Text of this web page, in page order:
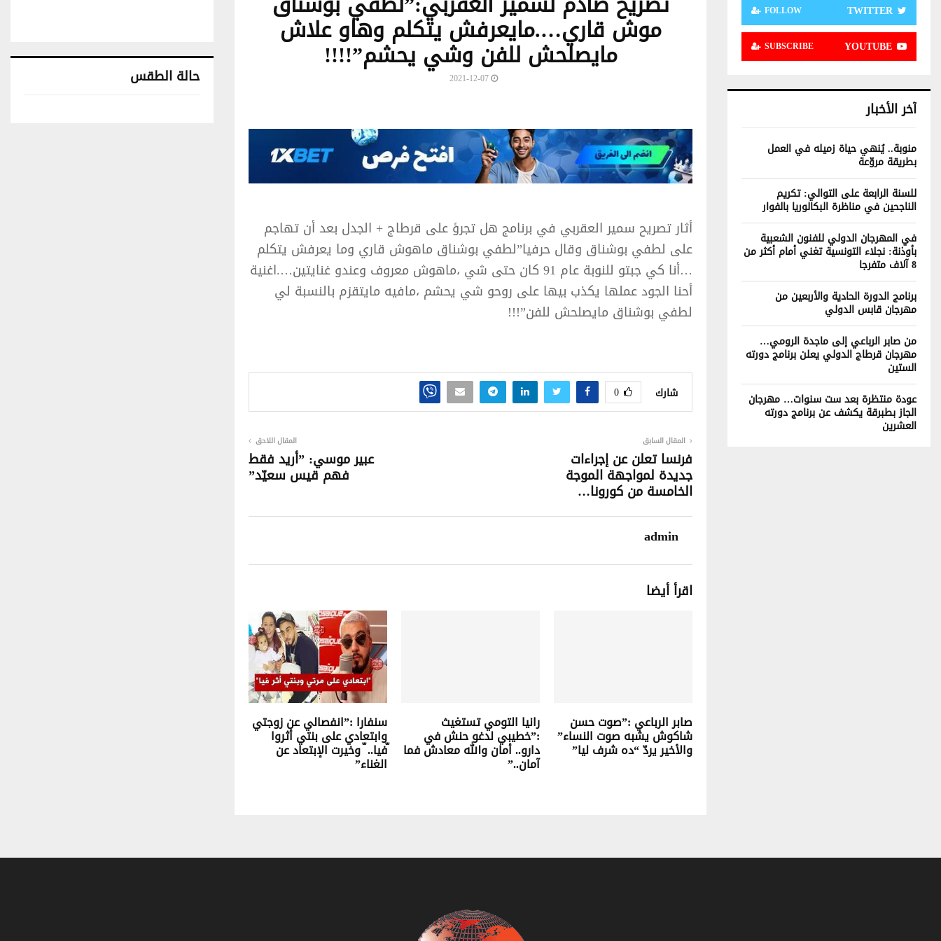
موش قاري….مايعرفش يتكلم وهاو علاش
مايصلحش للفن وشي يحشم”!!!!
2021-12-07
أثار تصريح سمير العقربي في برنامج هل تجرؤ على قرطاج + الجدل بعد أن تهاجم
على لطفي بوشناق وقال حرفيا”لطفي بوشناق ماهوش قاري وما يعرفش يتكلم
…أنا كي جبتو للنوبة عام 91 كان حتى شي ،ماهوش معروف وعندو غنايتين….اغنية
أحنا الجود عملها يكذب بيها على روحو شي يحشم ،مافيه مايتقزم بالنسبة لي
لطفي بوشناق مايصلحش للفن”!!!
شارك 0
المقال السابق
فرنسا تعلن عن إجراءات
جديدة لمواجهة الموجة
الخامسة من كورونا…
المقال اللاحق
عبير موسي: ”أريد فقط
فهم قيس سعيّد”
admin
اقرأ أيضا
صابر الرباعي :”صوت حسن
شاكوش يشبه صوت النساء”
والأخير يردّ “ده شرف ليا”
رانيا التومي تستغيث
:”خطيبي لدغو حنش في
دارو.. أمان والله معادش فما
آمان..”
سنفارا :”انفصالي عن زوجتي
وابتعادي على بنتي أثروا
ّفيا.. ّ وخيرت الإبتعاد عن
الغناء”
TWITTER
FOLLOW
YOUTUBE
SUBSCRIBE
آخر الأخبار
منوبة.. يُنهي حياة زميله في العمل
بطريقة مروّعة
للسنة الرابعة على التوالي: تكريم
الناجحين في مناظرة البكالوريا بالفوار
في المهرجان الدولي للفنون الشعبية
بأوذنة: نجلاء التونسية تغني أمام أكثر من
8 آلاف متفرجا
برنامج الدورة الحادية والأربعين من
مهرجان قابس الدولي
من صابر الرباعي إلى ماجدة الرومي…
مهرجان قرطاج الدولي يعلن برنامج دورته
الستين
عودة منتظرة بعد ست سنوات… مهرجان
الجاز بطبرقة يكشف عن برنامج دورته
العشرين
حالة الطقس